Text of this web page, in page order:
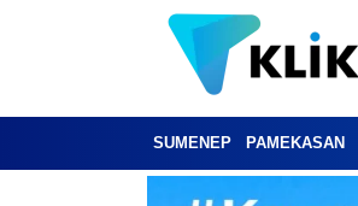
SUMENEP PAMEKASAN